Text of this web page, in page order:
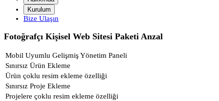
Kurulum
Bize Ulaşın
Fotoğrafçı Kişisel Web Sitesi Paketi Anzal
Mobil Uyumlu Gelişmiş Yönetim Paneli
Sınırsız Ürün Ekleme
Ürün çoklu resim ekleme özelliği
Sınırsız Proje Ekleme
Projelere çoklu resim ekleme özelliği